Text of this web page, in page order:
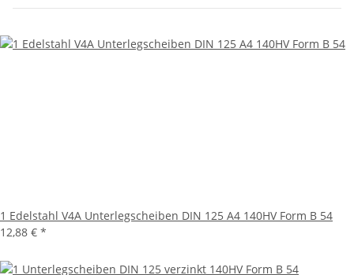
1 Edelstahl V4A Unterlegscheiben DIN 125 A4 140HV Form B 54
12,88 € *